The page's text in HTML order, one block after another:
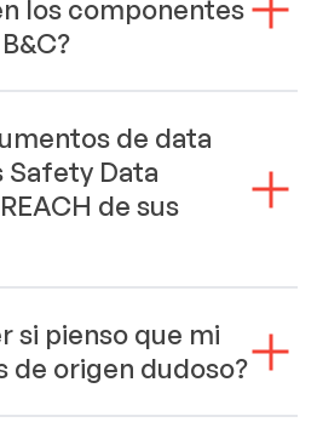
los componentes
de data
Safety Data
de sus
si pienso que mi
de origen dudoso?